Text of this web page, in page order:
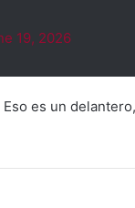
19, 2026
Eso es un